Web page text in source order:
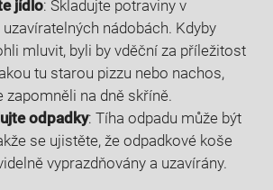
jídlo: Skladujte potraviny v
uzavíratelných nádobách. Kdyby​
mluvit, byli by ‍vděční za příležitost
tu‌ starou⁢ pizzu nebo nachos,
zapomněli na dně skříně.
odpadky: Tíha odpadu může⁢ být
​se ujistěte, že odpadkové ⁣koše
vyprazdňovány a uzavírány.